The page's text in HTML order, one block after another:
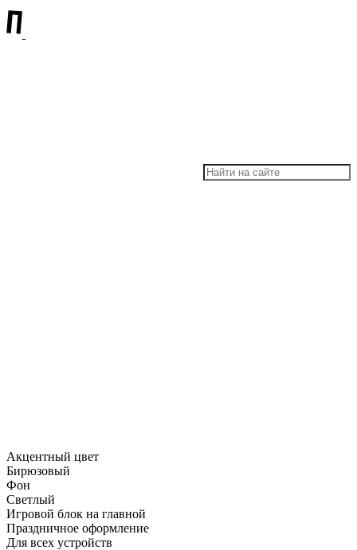
Акцентный цвет
Бирюзовый
Фон
Светлый
Игровой блок на главной
Праздничное оформление
Для всех устройств